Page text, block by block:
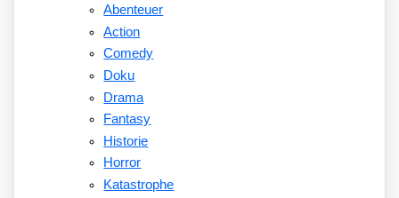
Abenteuer
Action
Comedy
Doku
Drama
Fantasy
Historie
Horror
Katastrophe